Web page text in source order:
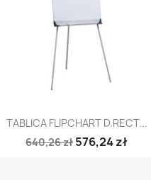
Szybki podgląd
TABLICA FLIPCHART D.RECT...
640,26 zł576,24 zł